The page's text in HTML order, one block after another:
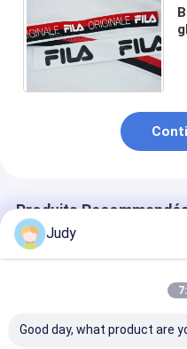
Produits
Judy
Good day, what product are